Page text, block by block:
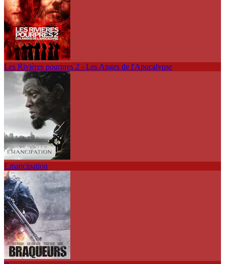
Les Rivières pourpres 2 - Les Anges de l'Apocalypse
Emancipation